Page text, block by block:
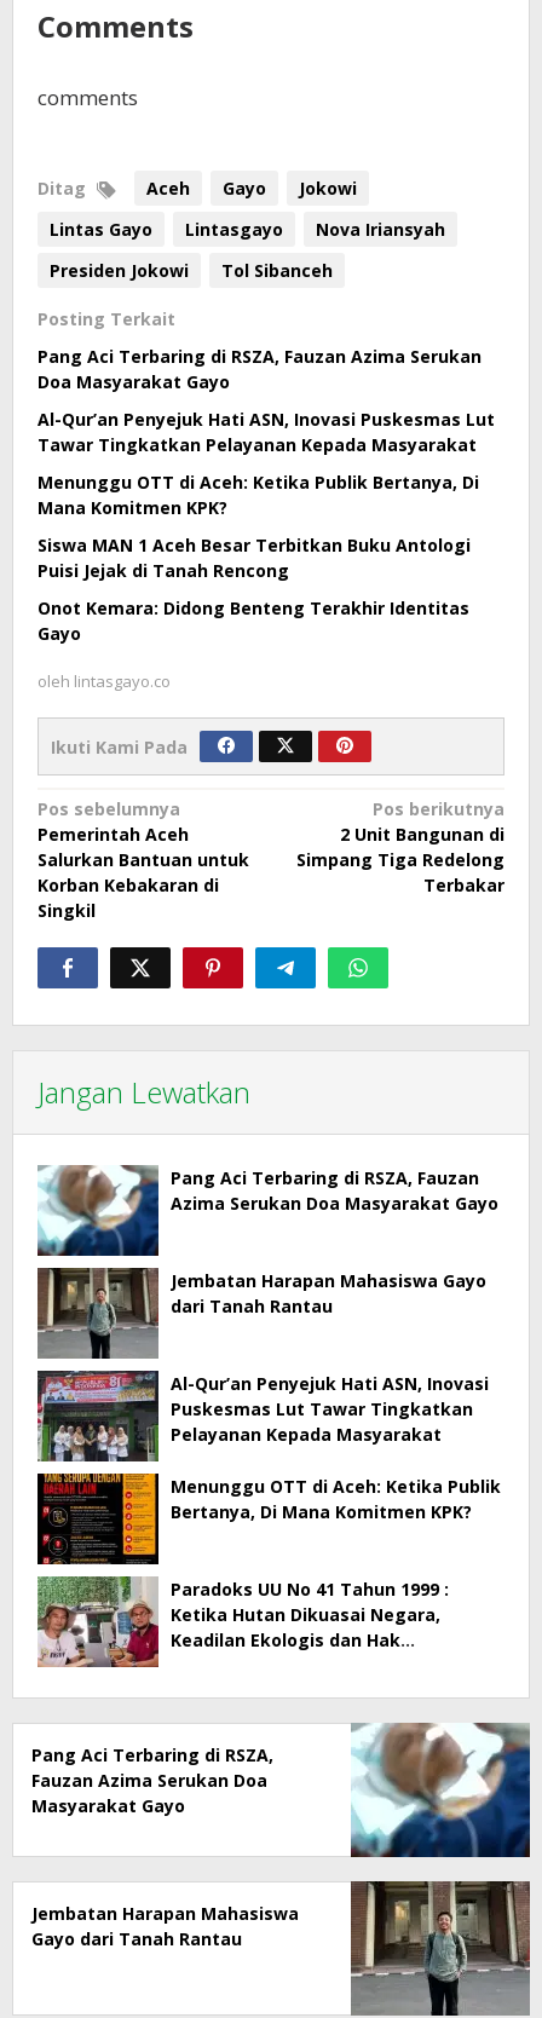
Comments
comments
Ditag Aceh Gayo
Jokowi
Lintas Gayo
Lintasgayo
Nova Iriansyah
Presiden Jokowi
Tol Sibanceh
Posting Terkait
Pang Aci Terbaring di RSZA, Fauzan Azima Serukan
Doa Masyarakat Gayo
Al-Qur’an Penyejuk Hati ASN, Inovasi Puskesmas Lut
Tawar Tingkatkan Pelayanan Kepada Masyarakat
Menunggu OTT di Aceh: Ketika Publik Bertanya, Di
Mana Komitmen KPK?
Siswa MAN 1 Aceh Besar Terbitkan Buku Antologi
Puisi Jejak di Tanah Rencong
Onot Kemara: Didong Benteng Terakhir Identitas
Gayo
oleh lintasgayo.co
Ikuti Kami Pada
Navigasi
pos
Pos sebelumnya
Pemerintah Aceh
Salurkan Bantuan untuk
Korban Kebakaran di
Singkil
Pos berikutnya
2 Unit Bangunan di
Simpang Tiga Redelong
Terbakar
Jangan Lewatkan
Pang Aci Terbaring di RSZA, Fauzan
Azima Serukan Doa Masyarakat Gayo
Jembatan Harapan Mahasiswa Gayo
dari Tanah Rantau
Al-Qur’an Penyejuk Hati ASN, Inovasi
Puskesmas Lut Tawar Tingkatkan
Pelayanan Kepada Masyarakat
Menunggu OTT di Aceh: Ketika Publik
Bertanya, Di Mana Komitmen KPK?
Paradoks UU No 41 Tahun 1999 :
Ketika Hutan Dikuasai Negara,
Keadilan Ekologis dan Hak
Pang Aci Terbaring di RSZA,
Fauzan Azima Serukan Doa
Masyarakat Gayo
Jembatan Harapan Mahasiswa
Gayo dari Tanah Rantau